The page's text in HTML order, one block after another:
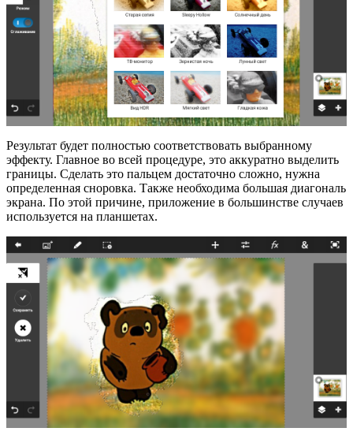
Результат будет полностью соответствовать выбранному
эффекту. Главное во всей процедуре, это аккуратно выделить
границы. Сделать это пальцем достаточно сложно, нужна
определенная сноровка. Также необходима большая диагональ
экрана. По этой причине, приложение в большинстве случаев
используется на планшетах.